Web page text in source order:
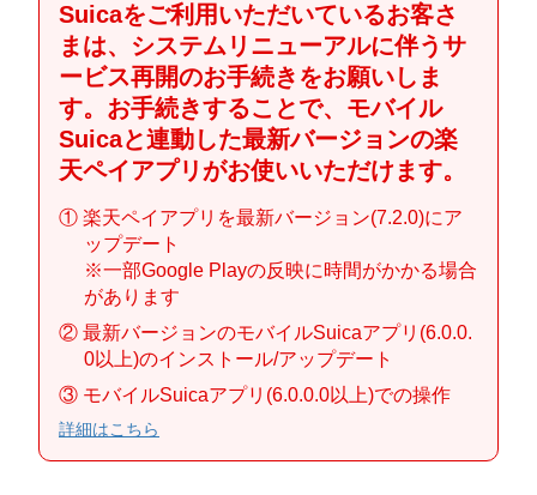
Suicaをご利用いただいているお客さ
まは、システムリニューアルに伴うサ
ービス再開のお手続きをお願いしま
す。お手続きすることで、モバイル
Suicaと連動した最新バージョンの楽
天ペイアプリがお使いいただけます。
① 楽天ペイアプリを最新バージョン(7.2.0)にア
ップデート
※一部Google Playの反映に時間がかかる場合
があります
② 最新バージョンのモバイルSuicaアプリ(6.0.0.
0以上)のインストール/アップデート
③ モバイルSuicaアプリ(6.0.0.0以上)での操作
詳細はこちら